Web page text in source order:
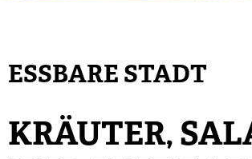
ESSBARE STADT
KRÄUTER,